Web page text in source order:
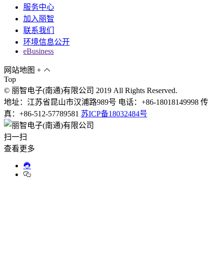
服务中心
加入丽智
联系我们
环境信息公开
eBusiness
网站地图 +
Top
© 丽智电子(南通)有限公司 2019 All Rights Reserved.
地址：江苏省昆山市汉浦路989号 电话：+86-18018149998 传
真：+86-512-57789581 苏ICP备18032484号
扫一扫
查看更多